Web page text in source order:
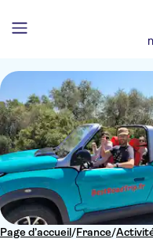
Page d’accueil/France/